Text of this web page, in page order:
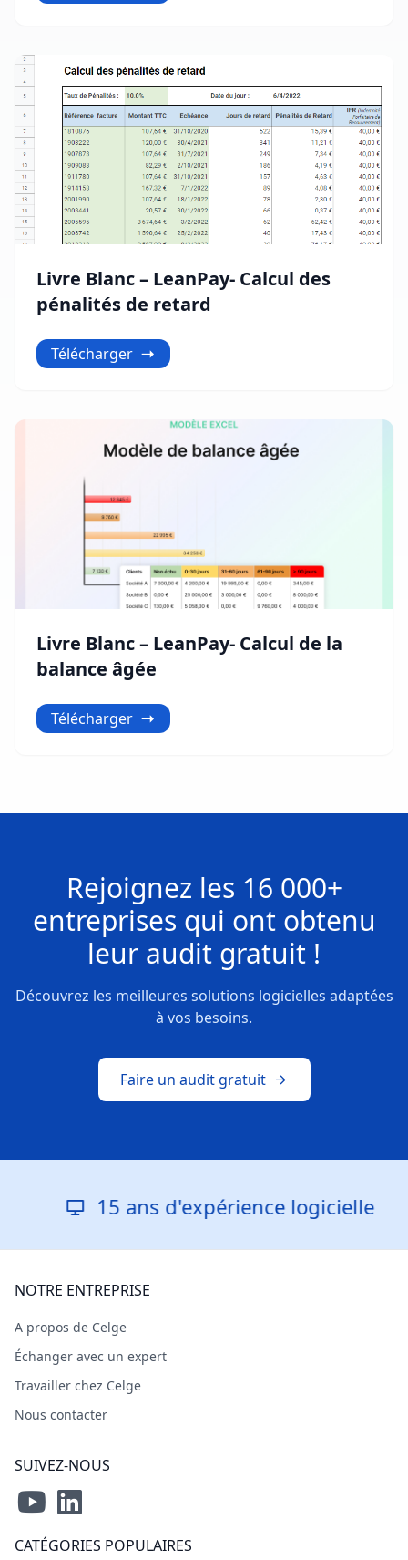
Livre Blanc – LeanPay- Calcul des
pénalités de retard
Télécharger
Livre Blanc – LeanPay- Calcul de la
balance âgée
Télécharger
Rejoignez les 16 000+
entreprises qui ont obtenu
leur audit gratuit !
Découvrez les meilleures solutions logicielles adaptées
à vos besoins.
Faire un audit gratuit
15 ans d'expérience logicielle
NOTRE ENTREPRISE
A propos de Celge
Échanger avec un expert
Travailler chez Celge
Nous contacter
SUIVEZ-NOUS
CATÉGORIES POPULAIRES